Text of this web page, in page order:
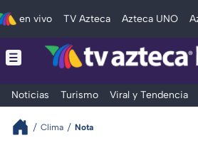
en vivo TV Azteca Azteca UNO
Noticias Turismo Viral y Tendencia
Clima Nota